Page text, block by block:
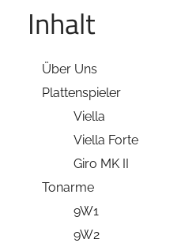
Inhalt
Über Uns
Plattenspieler
Viella
Viella Forte
Giro MK II
Tonarme
9W1
9W2